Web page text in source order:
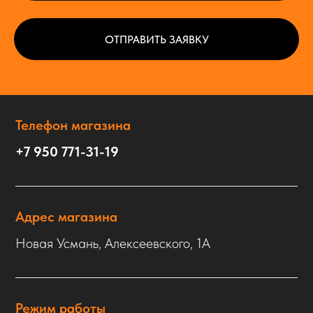
ОТПРАВИТЬ ЗАЯВКУ
Телефон магазина
+7 950 771-31-19
Адрес магазина
Новая Усмань, Алексеевского, 1А
Режим работы